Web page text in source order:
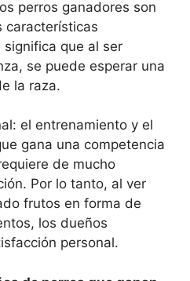
perros ganadores son
características
que al ser
se puede esperar una
la raza.
el entrenamiento y el
gana una competencia
de mucho
Por lo tanto, al ver
frutos en forma de
los dueños
personal.